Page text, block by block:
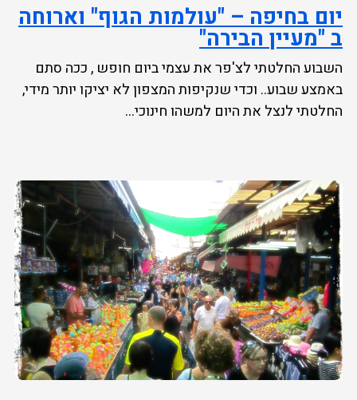
יום בחיפה – "עולמות הגוף" וארוחה
ב "מעיין הבירה"
השבוע החלטתי לצ'פר את עצמי ביום חופש , ככה סתם
באמצע שבוע.. וכדי שנקיפות המצפון לא יציקו יותר מידי,
החלטתי לנצל את היום למשהו חינוכי...